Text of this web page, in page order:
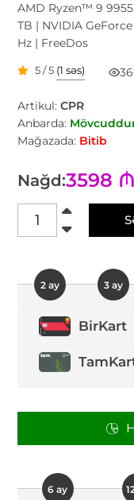
AMD Ryzen™ 9
TB | NVIDIA
Hz | FreeDos
5 / 5 (1 səs)
Artikul:CPR
Anbarda:
Mağazada: Bitib
Nağd:3598 ₼
2 ay 3 ay
BirKart
6 ay